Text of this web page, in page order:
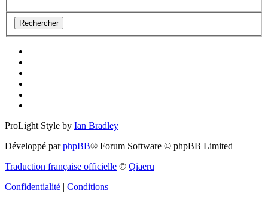
ProLight Style by Ian Bradley
Développé parphpBB® Forum Software © phpBB Limited
Traduction française officielle © Qiaeru
Confidentialité | Conditions